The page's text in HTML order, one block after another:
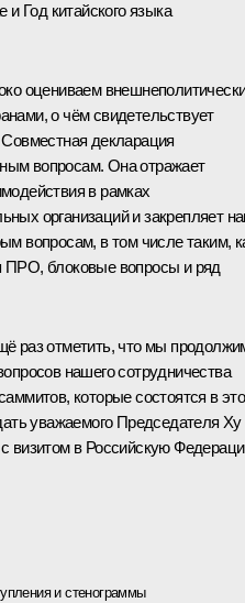
и Год китайского языка
оцениваем
о чём свидетельствует
декларация
вопросам. Она отражает
в рамках
организаций и закрепляет
вопросам, в том числе таким,
ПРО, блоковые вопросы и ряд
раз отметить, что мы
нашего сотрудничества
которые состоятся в
уважаемого Председателя Ху
визитом в Российскую
и стенограммы